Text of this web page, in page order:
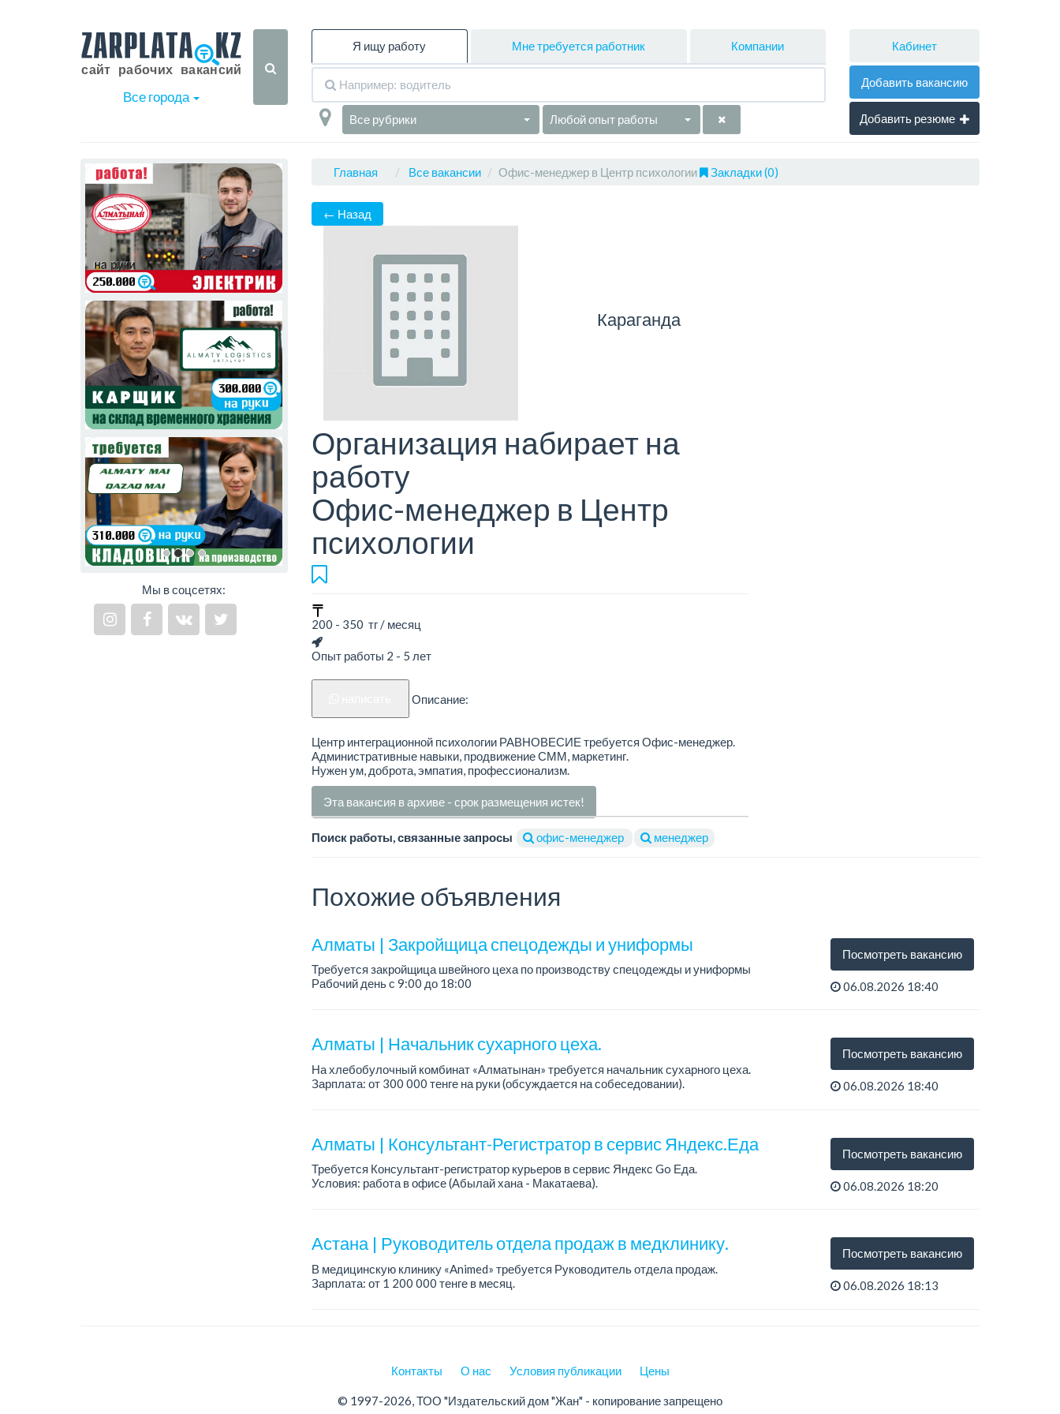
Все города
Я ищу работу Мне требуется работник Компании
Все рубрики Любой опыт работы
Кабинет
Добавить вакансию
Добавить резюме
Мы в соцсетях:
Главная Все вакансии Офис-менеджер в Центр психологии Закладки (0)
← Назад
Караганда
Организация набирает на
работу
Офис-менеджер в Центр
психологии
200 - 350 тг / месяц
Опыт работы 2 - 5 лет
Описание:
Центр интеграционной психологии РАВНОВЕСИЕ требуется Офис-менеджер.
Административные навыки, продвижение СММ, маркетинг.
Нужен ум, доброта, эмпатия, профессионализм.
Эта вакансия в архиве - срок размещения истек!
Поиск работы, связанные запросы офис-менеджер менеджер
Похожие объявления
Алматы | Закройщица спецодежды и униформы
Требуется закройщица швейного цеха по производству спецодежды и униформы
Рабочий день с 9:00 до 18:00
Посмотреть вакансию
06.08.2026 18:40
Алматы | Начальник сухарного цеха.
На хлебобулочный комбинат «Алматынан» требуется начальник сухарного цеха.
Зарплата: от 300 000 тенге на руки (обсуждается на собеседовании).
Посмотреть вакансию
06.08.2026 18:40
Алматы | Консультант-Регистратор в сервис Яндекс.Еда
Требуется Консультант-регистратор курьеров в сервис Яндекс Go Еда.
Условия: работа в офисе (Абылай хана - Макатаева).
Посмотреть вакансию
06.08.2026 18:20
Астана | Руководитель отдела продаж в медклинику.
В медицинскую клинику «Animed» требуется Руководитель отдела продаж.
Зарплата: от 1 200 000 тенге в месяц.
Посмотреть вакансию
06.08.2026 18:13
Контакты О нас Условия публикации Цены
© 1997-2026, ТОО "Издательский дом "Жан" - копирование запрещено